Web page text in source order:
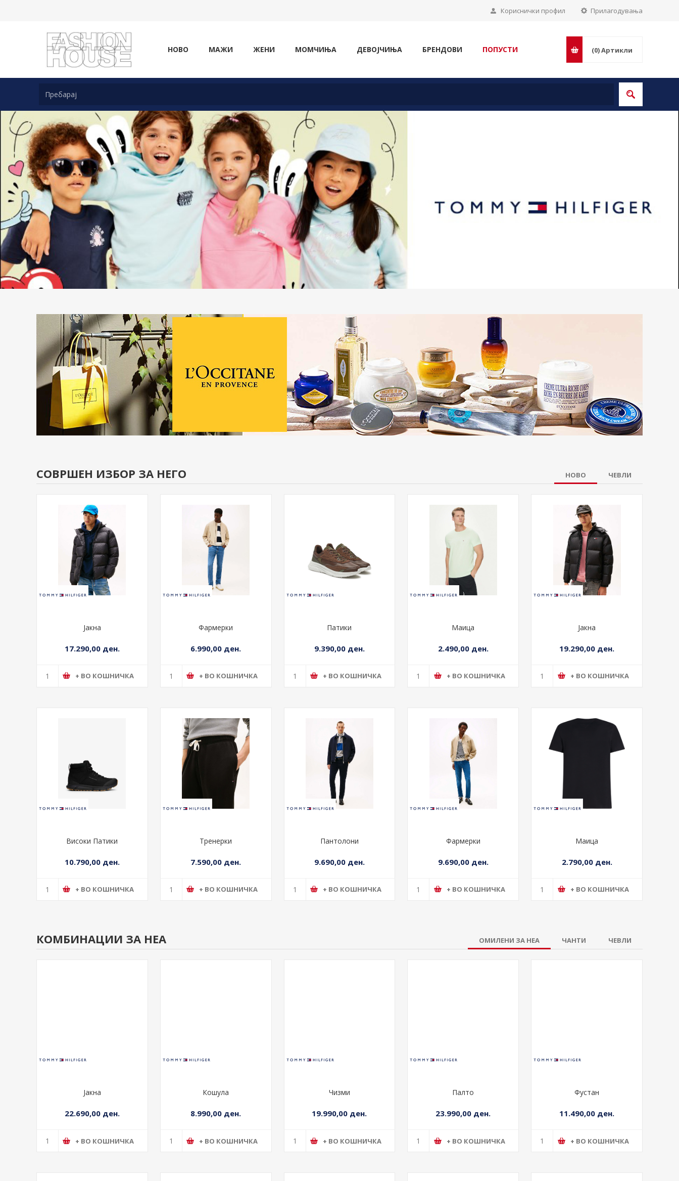
Прилагодувања
Кориснички профил
НОВО МАЖИ ЖЕНИ МОМЧИЊА ДЕВОЈЧИЊА БРЕНДОВИ ПОПУСТИ (0)Артикли
СОВРШЕН ИЗБОР ЗА НЕГО НОВО ЧЕВЛИ
Јакна
17.290,00 ден.
+ ВО КОШНИЧКА
Фармерки
6.990,00 ден.
+ ВО КОШНИЧКА
Патики
9.390,00 ден.
+ ВО КОШНИЧКА
Маица
2.490,00 ден.
+ ВО КОШНИЧКА
Јакна
19.290,00 ден.
+ ВО КОШНИЧКА
Високи Патики
10.790,00 ден.
+ ВО КОШНИЧКА
Тренерки
7.590,00 ден.
+ ВО КОШНИЧКА
Пантолони
9.690,00 ден.
+ ВО КОШНИЧКА
Фармерки
9.690,00 ден.
+ ВО КОШНИЧКА
Маица
2.790,00 ден.
+ ВО КОШНИЧКА
КОМБИНАЦИИ ЗА НЕА ОМИЛЕНИ ЗА НЕА ЧАНТИ ЧЕВЛИ
Јакна
22.690,00 ден.
+ ВО КОШНИЧКА
Кошула
8.990,00 ден.
+ ВО КОШНИЧКА
Чизми
19.990,00 ден.
+ ВО КОШНИЧКА
Палто
23.990,00 ден.
+ ВО КОШНИЧКА
Фустан
11.490,00 ден.
+ ВО КОШНИЧКА